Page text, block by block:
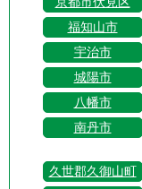
福知山市
宇治市
城陽市
八幡市
南丹市
久世郡久御山町